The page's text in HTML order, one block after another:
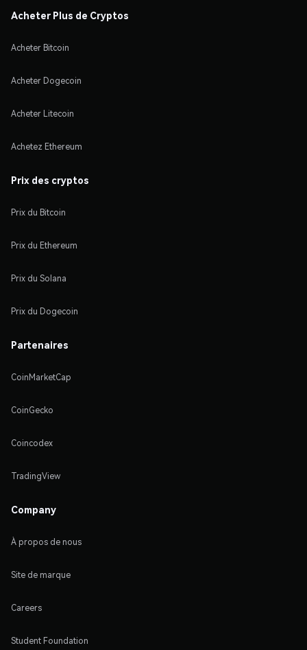
Acheter Plus de Cryptos
Acheter Bitcoin
Acheter Dogecoin
Acheter Litecoin
Achetez Ethereum
Prix des cryptos
Prix du Bitcoin
Prix du Ethereum
Prix du Solana
Prix du Dogecoin
Partenaires
CoinMarketCap
CoinGecko
Coincodex
TradingView
Company
À propos de nous
Site de marque
Careers
Student Foundation